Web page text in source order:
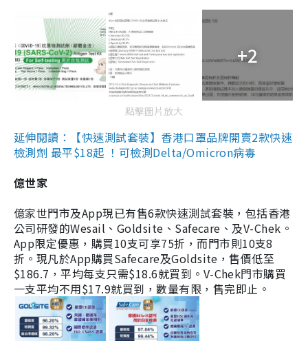
+2
點擊圖片放大
延伸閱讀：【快速測試套裝】香港口罩品牌開賣2款快速
檢測劑 最平$18起 ！可檢測Delta/Omicron病毒
億世家
億家世門市及App現已有售6款快速測試套裝，包括香港
公司研發的Wesail、Goldsite、Safecare、及V-Chek。
App限定優惠，購買10支可享75折，而門市則10支8
折。現凡於App購買Safecare及Goldsite，售價低至
$186.7，平均每支只需$18.6就買到。V-Chek門市購買
一支平均不用$17.9就買到，數量有限，售完即止。